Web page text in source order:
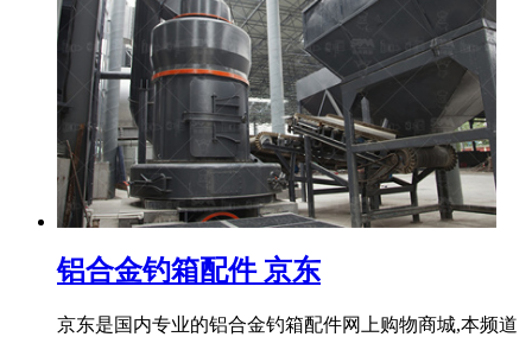
铝合金钓箱配件 京东
京东是国内专业的铝合金钓箱配件网上购物商城,本频道